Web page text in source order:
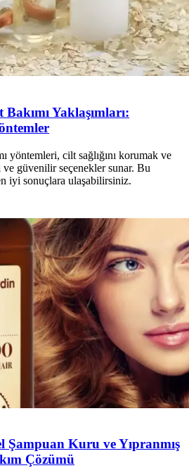
Yaklaşımları:
yöntemleri, cilt sağlığını korumak ve
güvenilir seçenekler sunar. Bu
iyi sonuçlara ulaşabilirsiniz.
Kuru ve Yıpranmış
Çözümü